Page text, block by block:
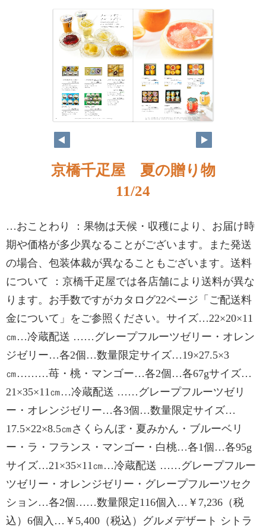
京橋千疋屋 夏の贈り物
11/24
…おことわり ：果物は天候・収穫により、お届け時
期や価格が多少異なることがございます。また発送
の場合、包装体裁が異なることもございます。送料
について ：京橋千疋屋では各店舗により送料が異な
ります。お手数ですがカタログ22ページ「ご配送料
金について」をご参照ください。サイズ…22×20×11
㎝…冷蔵配送 ……グレープフルーツゼリー・オレン
ジゼリー…各2個…数量限定サイズ…19×27.5×3
㎝………苺・桃・マンゴー…各2個…各67gサイズ…
21×35×11㎝…冷蔵配送 ……グレープフルーツゼリ
ー・オレンジゼリー…各3個…数量限定サイズ…
17.5×22×8.5㎝さくらんぼ・夏みかん・ブルーベリ
ー・ラ・フランス・マンゴー・白桃…各1個…各95g
サイズ…21×35×11㎝…冷蔵配送 ……グレープフルー
ツゼリー・オレンジゼリー・グレープフルーツセク
ション…各2個……数量限定116個入…￥7,236（税
込）6個入…￥5,400（税込）グルメデザート シトラ